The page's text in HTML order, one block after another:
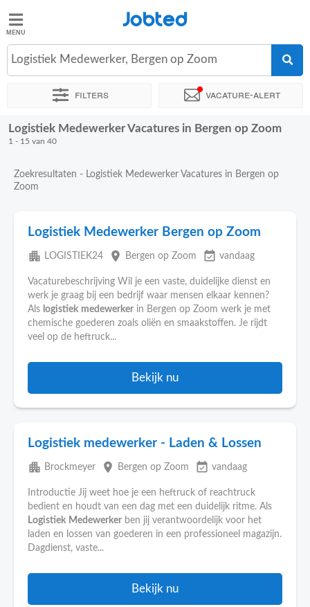
Jobted
Vacatures
Salarissen
Jobted
Logistiek Medewerker, Bergen op Zoom
Filters Vacature-alert
Sorteer op Exacte locatie Bedrijf Uitzendbureau
Logistiek Medewerker Vacatures in Bergen op Zoom
1 - 15 van 40
Zoekresultaten - Logistiek Medewerker Vacatures in Bergen op
Zoom
Logistiek Medewerker Bergen op Zoom
apartment LOGISTIEK24 place Bergen op Zoom event_available vandaag
Vacaturebeschrijving Wil je een vaste, duidelijke dienst en
werk je graag bij een bedrijf waar mensen elkaar kennen?
Als logistiek medewerker in Bergen op Zoom werk je met
chemische goederen zoals oliën en smaakstoffen. Je rijdt
veel op de heftruck...
Bekijk nu
Logistiek medewerker - Laden & Lossen
apartment Brockmeyer place Bergen op Zoom event_available vandaag
Introductie Jij weet hoe je een heftruck of reachtruck
bedient en houdt van een dag met een duidelijk ritme. Als
Logistiek Medewerker ben jij verantwoordelijk voor het
laden en lossen van goederen in een professioneel magazijn.
Dagdienst, vaste...
Bekijk nu